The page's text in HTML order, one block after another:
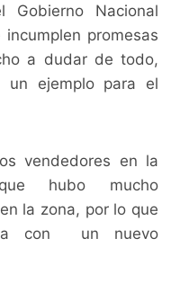
Nacional
promesas
a dudar de todo,
un ejemplo para el
vendedores en la
hubo mucho
la zona, por lo que
con un nuevo